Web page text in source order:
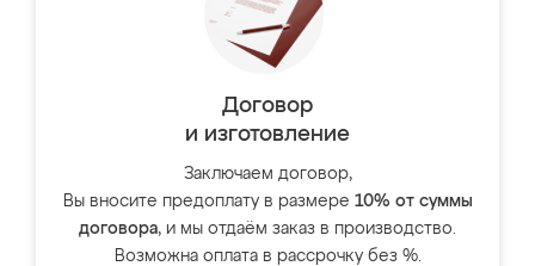
Договор
и изготовление
Заключаем договор,
Вы вносите предоплату в размере 10% от суммы
договора, и мы отдаём заказ в производство.
Возможна оплата в рассрочку без %.